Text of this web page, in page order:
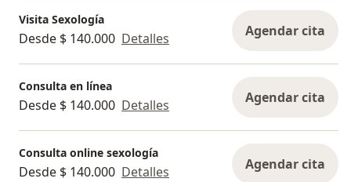
Visita Sexología
Desde $ 140.000 Detalles Agendar cita
Consulta en línea
Desde $ 140.000 Detalles Agendar cita
Consulta online sexología
Desde $ 140.000 Detalles Agendar cita